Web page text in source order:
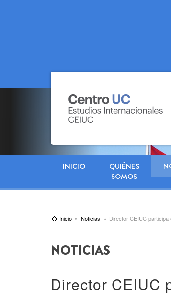
INICIO
QUIÉNES
SOMOS
Inicio Noticias Director CEIUC
NOTICIAS
Director CEIUC